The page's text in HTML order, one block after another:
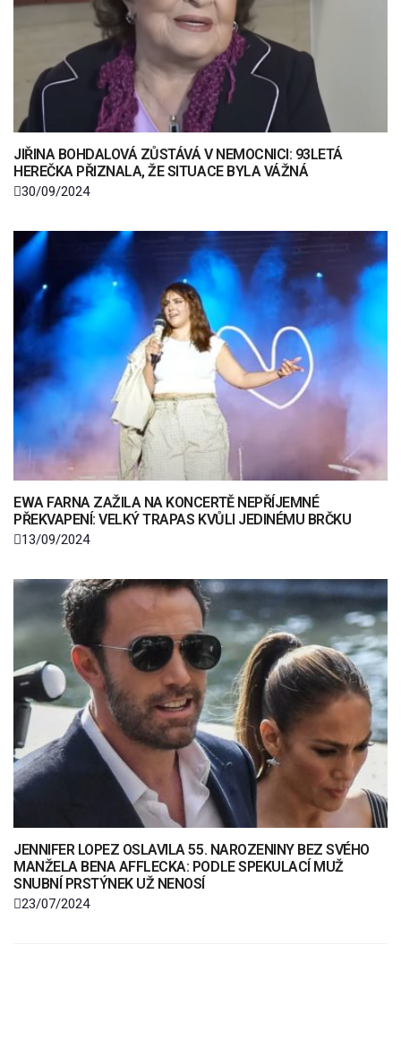
JIŘINA BOHDALOVÁ ZŮSTÁVÁ V NEMOCNICI: 93LETÁ
HEREČKA PŘIZNALA, ŽE SITUACE BYLA VÁŽNÁ
30/09/2024
EWA FARNA ZAŽILA NA KONCERTĚ NEPŘÍJEMNÉ
PŘEKVAPENÍ: VELKÝ TRAPAS KVŮLI JEDINÉMU BRČKU
13/09/2024
JENNIFER LOPEZ OSLAVILA 55. NAROZENINY BEZ SVÉHO
MANŽELA BENA AFFLECKA: PODLE SPEKULACÍ MUŽ
SNUBNÍ PRSTÝNEK UŽ NENOSÍ
23/07/2024